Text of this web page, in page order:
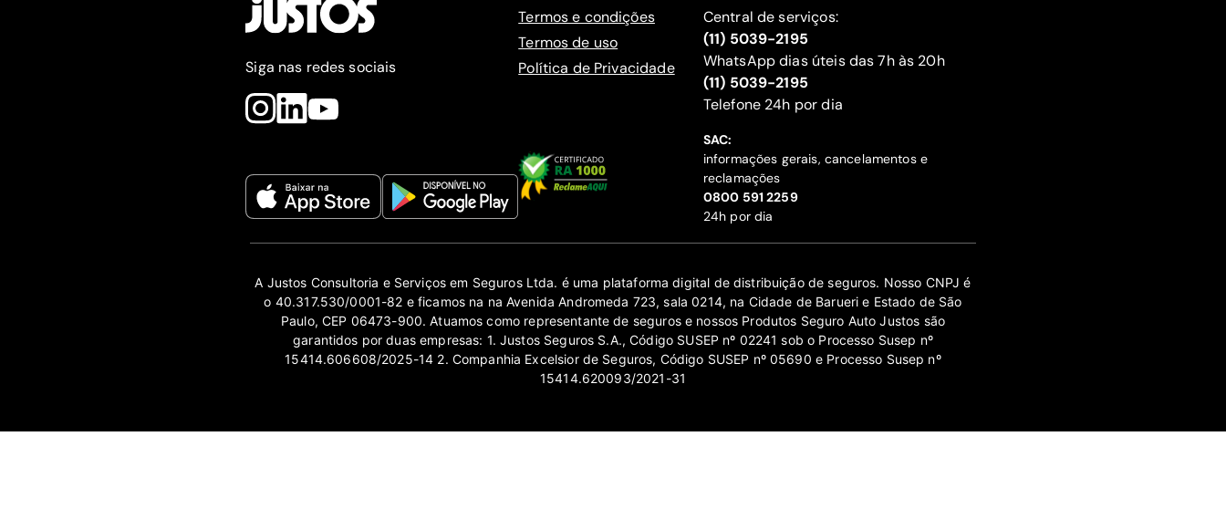
Siga nas redes sociais
Termos e condições
Termos de uso
Política de Privacidade
Central de serviços:
(11) 5039-2195
WhatsApp dias úteis das 7h às 20h
(11) 5039-2195
‍Telefone 24h por dia
SAC:
informações gerais, cancelamentos e
reclamações
‍0800 591 2259
24h por dia
A Justos Consultoria e Serviços em Seguros Ltda. é uma plataforma digital de distribuição de seguros. Nosso CNPJ é
o 40.317.530/0001-82 e ficamos na na Avenida Andromeda 723, sala 0214, na Cidade de Barueri e Estado de São
Paulo, CEP 06473-900. Atuamos como representante de seguros e nossos Produtos Seguro Auto Justos são
garantidos por duas empresas: 1. Justos Seguros S.A., Código SUSEP nº 02241 sob o Processo Susep nº
15414.606608/2025-14 2. Companhia Excelsior de Seguros, Código SUSEP nº 05690 e Processo Susep nº
15414.620093/2021-31